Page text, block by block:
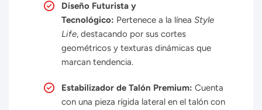
Diseño Futurista y
Tecnológico: Pertenece a la línea Style
Life, destacando por sus cortes
geométricos y texturas dinámicas que
marcan tendencia.
Estabilizador de Talón Premium: Cuenta
con una pieza rígida lateral en el talón con